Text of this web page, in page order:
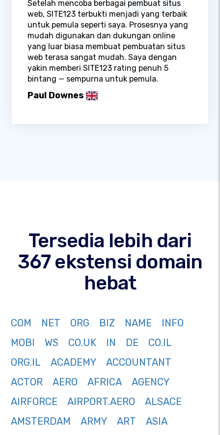
Setelah mencoba berbagai pembuat situs
web, SITE123 terbukti menjadi yang terbaik
untuk pemula seperti saya. Prosesnya yang
mudah digunakan dan dukungan online
yang luar biasa membuat pembuatan situs
web terasa sangat mudah. Saya dengan
yakin memberi SITE123 rating penuh 5
bintang — sempurna untuk pemula.
Paul Downes
Tersedia lebih dari
367 ekstensi domain
hebat
COM NET ORG BIZ NAME
INFO
MOBI
WS CO.UK IN DE
CO.IL
ORG.IL
ACADEMY
ACCOUNTANT
ACTOR
AERO AFRICA
AGENCY
AIRFORCE
AIRPORT.AERO
ALSACE
AMSTERDAM
ARMY ART
ASIA